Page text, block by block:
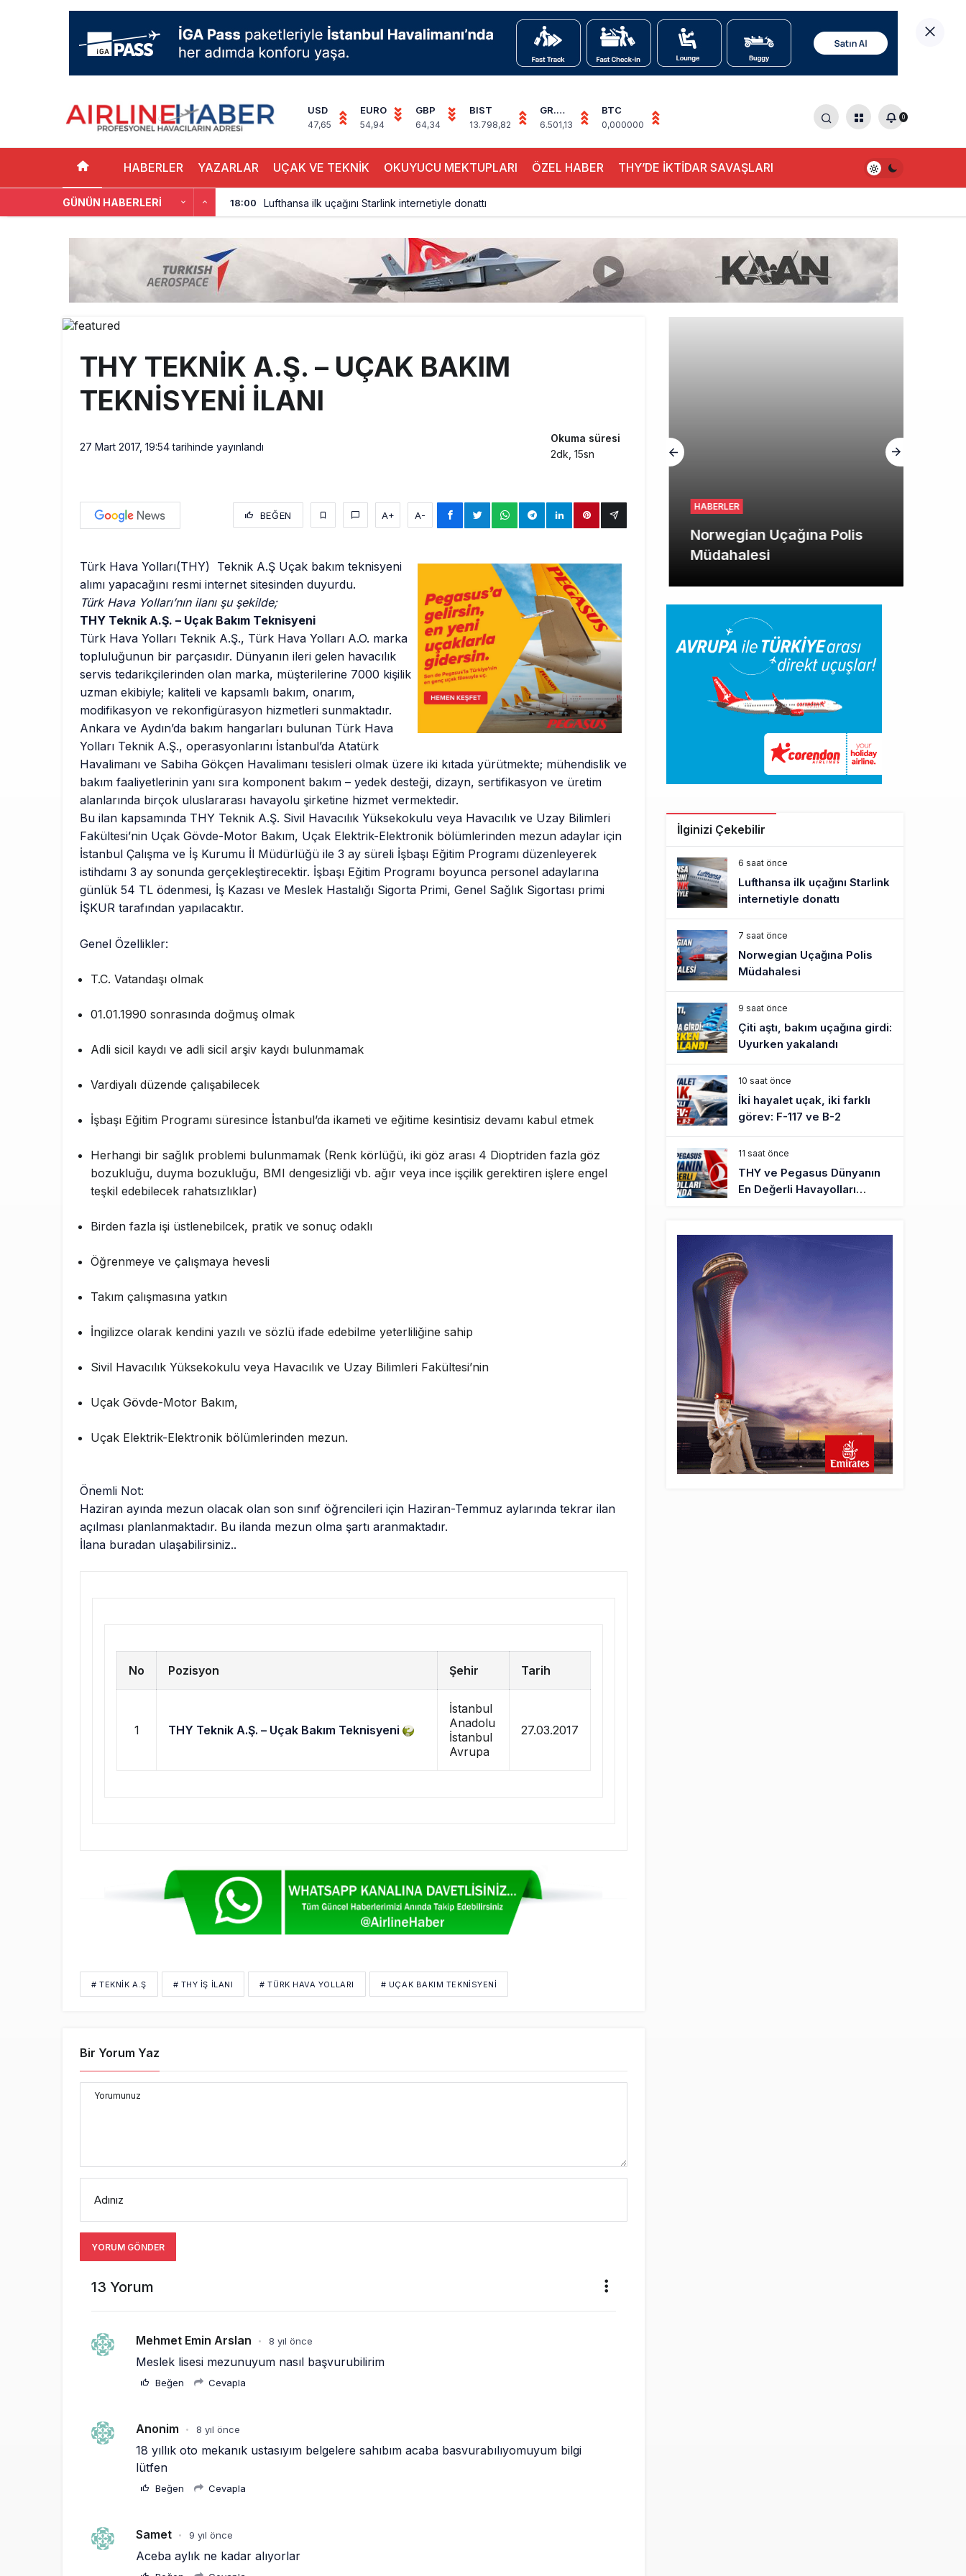
USD
47,65
EURO
54,94
GBP
64,34
BIST
13.798,82
GR.
ALTIN
6.501,13
BTC
0,000000
0
HABERLER YAZARLAR UÇAK VE TEKNİK OKUYUCU MEKTUPLARI ÖZEL HABER THY’DE İKTİDAR SAVAŞLARI
GÜNÜN HABERLERI 18:00 Lufthansa ilk uçağını Starlink internetiyle donattı
British Airways A380 seferlerini yüzde 28 azaltıyor
Çiti aştı, bakım uçağına girdi: Uyurken yakalandı
12:00 Fly Baghdad ABD yaptırım listesinden çıkarıldı
11:00 Elektrikli uçaklar Avrupa’da kısa rotalara hazırlanıyor
THY TEKNİK A.Ş. – UÇAK BAKIM
TEKNİSYENİ İLANI
27 Mart 2017, 19:54tarihinde yayınlandı
Okuma süresi
2dk, 15sn
BEĞEN A+ A-
Türk Hava Yolları(THY) Teknik A.Ş Uçak bakım teknisyeni
alımı yapacağını resmi internet sitesinden duyurdu.
Türk Hava Yolları’nın ilanı şu şekilde;
THY Teknik A.Ş. – Uçak Bakım Teknisyeni
Türk Hava Yolları Teknik A.Ş., Türk Hava Yolları A.O. marka
topluluğunun bir parçasıdır. Dünyanın ileri gelen havacılık
servis tedarikçilerinden olan marka, müşterilerine 7000 kişilik
uzman ekibiyle; kaliteli ve kapsamlı bakım, onarım,
modifikasyon ve rekonfigürasyon hizmetleri sunmaktadır.
Ankara ve Aydın’da bakım hangarları bulunan Türk Hava
Yolları Teknik A.Ş., operasyonlarını İstanbul’da Atatürk
Havalimanı ve Sabiha Gökçen Havalimanı tesisleri olmak üzere iki kıtada yürütmekte; mühendislik ve
bakım faaliyetlerinin yanı sıra komponent bakım – yedek desteği, dizayn, sertifikasyon ve üretim
alanlarında birçok uluslararası havayolu şirketine hizmet vermektedir.
Bu ilan kapsamında THY Teknik A.Ş. Sivil Havacılık Yüksekokulu veya Havacılık ve Uzay Bilimleri
Fakültesi’nin Uçak Gövde-Motor Bakım, Uçak Elektrik-Elektronik bölümlerinden mezun adaylar için
İstanbul Çalışma ve İş Kurumu İl Müdürlüğü ile 3 ay süreli İşbaşı Eğitim Programı düzenleyerek
istihdamı 3 ay sonunda gerçekleştirecektir. İşbaşı Eğitim Programı boyunca personel adaylarına
günlük 54 TL ödenmesi, İş Kazası ve Meslek Hastalığı Sigorta Primi, Genel Sağlık Sigortası primi
İŞKUR tarafından yapılacaktır.
Genel Özellikler:
T.C. Vatandaşı olmak
01.01.1990 sonrasında doğmuş olmak
Adli sicil kaydı ve adli sicil arşiv kaydı bulunmamak
Vardiyalı düzende çalışabilecek
İşbaşı Eğitim Programı süresince İstanbul’da ikameti ve eğitime kesintisiz devamı kabul etmek
Herhangi bir sağlık problemi bulunmamak (Renk körlüğü, iki göz arası 4 Dioptriden fazla göz
bozukluğu, duyma bozukluğu, BMI dengesizliği vb. ağır veya ince işçilik gerektiren işlere engel
teşkil edebilecek rahatsızlıklar)
Birden fazla işi üstlenebilcek, pratik ve sonuç odaklı
Öğrenmeye ve çalışmaya hevesli
Takım çalışmasına yatkın
İngilizce olarak kendini yazılı ve sözlü ifade edebilme yeterliliğine sahip
Sivil Havacılık Yüksekokulu veya Havacılık ve Uzay Bilimleri Fakültesi’nin
Uçak Gövde-Motor Bakım,
Uçak Elektrik-Elektronik bölümlerinden mezun.
Önemli Not:
Haziran ayında mezun olacak olan son sınıf öğrencileri için Haziran-Temmuz aylarında tekrar ilan
açılması planlanmaktadır. Bu ilanda mezun olma şartı aranmaktadır.
İlana buradan ulaşabilirsiniz..
No Pozisyon Şehir Tarih
1 THY Teknik A.Ş. – Uçak Bakım Teknisyeni
İstanbul
Anadolu
İstanbul
Avrupa
27.03.2017
# TEKNIK A.Ş # THY IŞ ILANI # TÜRK HAVA YOLLARI # UÇAK BAKIM TEKNISYENI
Bir Yorum Yaz
Yorumunuz
Adınız
YORUM GÖNDER
13 Yorum
Mehmet Emin Arslan • 8 yıl önce
Meslek lisesi mezunuyum nasıl başvurubilirim
Beğen Cevapla
Anonim • 8 yıl önce
18 yıllık oto mekanık ustasıyım belgelere sahıbım acaba basvurabılıyomuyum bilgi
lütfen
Beğen Cevapla
Samet • 9 yıl önce
Aceba aylık ne kadar alıyorlar
HABERLER
Norwegian Uçağına Polis
Müdahalesi
İlginizi Çekebilir
6 saat önce
Lufthansa ilk uçağını Starlink
internetiyle donattı
7 saat önce
Norwegian Uçağına Polis
Müdahalesi
9 saat önce
Çiti aştı, bakım uçağına girdi:
Uyurken yakalandı
10 saat önce
İki hayalet uçak, iki farklı
görev: F-117 ve B-2
11 saat önce
THY ve Pegasus Dünyanın
En Değerli Havayolları
Fly Baghdad ABD yaptırım
listesinden çıkarıldı
13 saat önce
Elektrikli uçaklar Avrupa’da
kısa rotalara hazırlanıyor
Trump’ı taşıyan Marine One,
yolcu uçağına fazla yaklaştı
14 saat önce
Emirates A380 yolcu